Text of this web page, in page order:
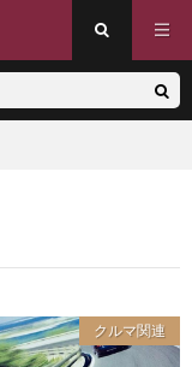
クルマ関連